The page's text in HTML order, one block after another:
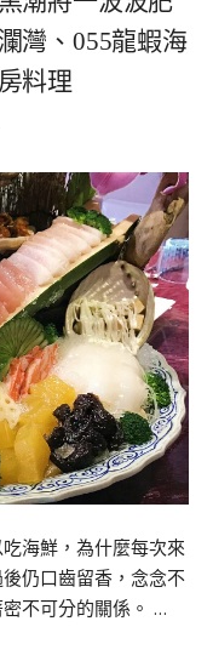
灣、055龍蝦海
料理
海鮮，為什麼每次來
仍口齒留香，念念不
不可分的關係。 …